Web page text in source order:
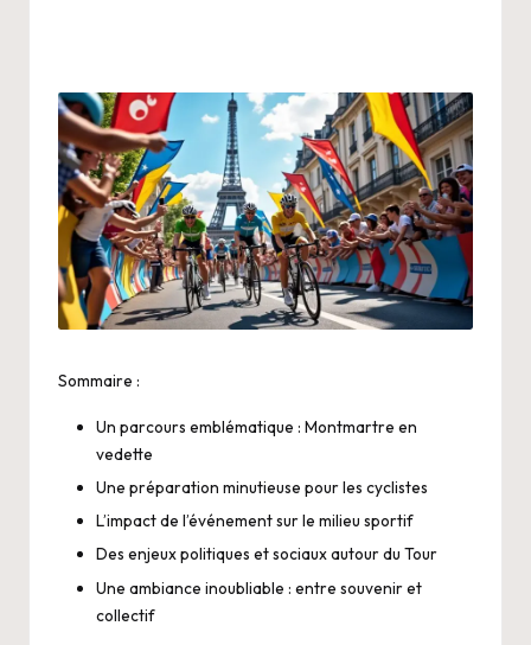
Sommaire :
Un parcours emblématique : Montmartre en
vedette
Une préparation minutieuse pour les cyclistes
L’impact de l’événement sur le milieu sportif
Des enjeux politiques et sociaux autour du Tour
Une ambiance inoubliable : entre souvenir et
collectif